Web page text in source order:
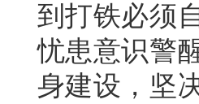
到打铁必须
忧患意识警
身建设，坚